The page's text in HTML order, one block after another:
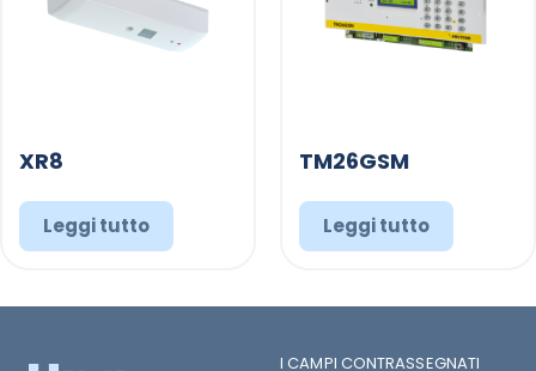
XR8
Leggi tutto
TM26GSM
Leggi tutto
I CAMPI CONTRASSEGNATI